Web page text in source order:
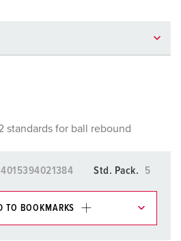
standards for ball rebound
4015394021384 Std. Pack. 5
TO BOOKMARKS